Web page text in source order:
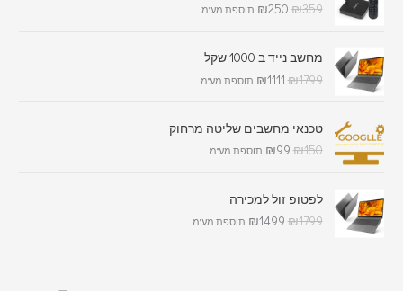
₪359
₪250 תוספת מע"מ
מחשב נייד ב 1000 שקל
₪1799
₪1111 תוספת מע"מ
טכנאי מחשבים שליטה מרחוק
₪150
₪99 תוספת מע"מ
לפטופ זול למכירה
₪1799
₪1499 תוספת מע"מ